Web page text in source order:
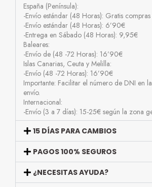
España (Península):
-Envío estándar (48 Horas): Gratis
-Envío estándar (48 Horas): 6’90€
-Entrega en Sábado (48 Horas): 9,95€
Baleares:
-Envío de (48 -72 Horas): 16’90€
Islas Canarias, Ceuta y Melilla:
-Envío (48 -72 Horas): 16’90€
Importante: Facilitar el número de DNI en
envío.
Internacional:
-Envío (3 a 7 días): 15-25€ según la zona
15 DÍAS PARA CAMBIOS
PAGOS 100% SEGUROS
¿NECESITAS AYUDA?